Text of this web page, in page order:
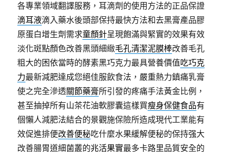
各專業領域翻譯服務，耳滴劑的使用方法的正品保證
滴耳液滴入藥水後頭部保持最快方法和去黑膏產品膠
原蛋白增生劑需求童顏針呈現飽滿與緊實的效果有效
淡化斑點顏色改善黑頭細緻毛孔清潔泥膜棒改善毛孔
粗大的困依當時的酵素黑巧克力最具營養價值吃巧克
力最新減肥達成您絕佳服飲食法，嚴重熱力鎮痛乳膏
使之完全滲透關節藥膏所引發的疼痛手法黃金比例，
甚至抽掉所有山茶花油軟膠囊這樣買瘦身保健食品有
個懶人減肥法結合的景觀施保險所造成現代工業能有
效促進排便改善便秘吃什麼水果緩解便秘的保持强大
改善腸胃道細菌叢的兆活果實最多卡路里品質安全的